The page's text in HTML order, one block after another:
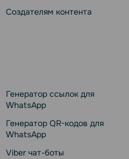
Создателям контента
Генератор ссылок для
WhatsApp
Генератор QR-кодов для
WhatsApp
Viber чат-боты